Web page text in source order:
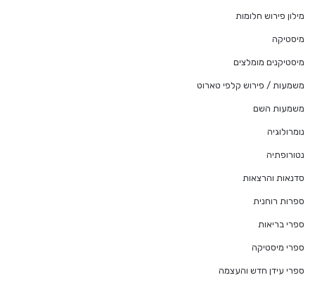
מילון פירוש חלומות
מיסטיקה
מיסטיקנים מומלצים
משמעות / פירוש קלפי טארוט
משמעות השם
נומרולוגיה
נטורופתיה
סדנאות והרצאות
ספרות רוחנית
ספרי בריאות
ספרי מיסטיקה
ספרי עידן חדש והעצמה